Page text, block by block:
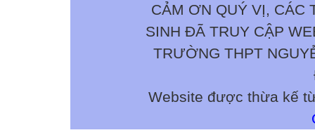
CẢM ƠN QUÝ VỊ, CÁC
SINH ĐÃ TRUY CẬP
TRƯỜNG THPT
Website được thừa kế